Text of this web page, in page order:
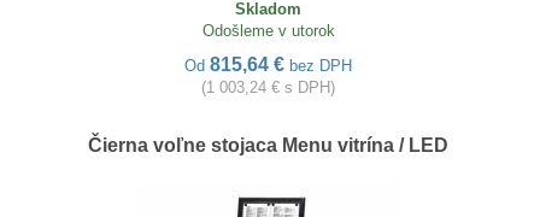
Skladom
Odošleme v utorok
Od 815,64 € bez DPH
(1 003,24 € s DPH)
Čierna voľne stojaca Menu vitrína / LED